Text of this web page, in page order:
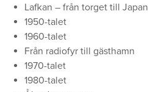
Lafkan – från torget till Japan
1950-talet
1960-talet
Från radiofyr till gästhamn
1970-talet
1980-talet